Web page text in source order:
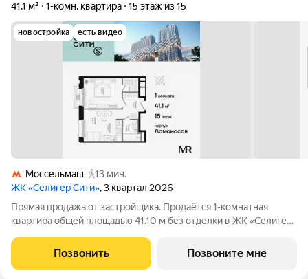
41,1 м²
1-комн. квартира 15 этаж из 15
новостройка есть видео
Моссельмаш
13 мин.
ЖК «Селигер Сити», 3 квартал 2026
Прямая продажа от застройщика. Продаётся 1-комнатная
квартира общей площадью 41.10 м без отделки в ЖК «Селигер
очереди ЖК "Селигер сити" названы в честь трех великих
представителей науки и
Позвонить Позвоните мне